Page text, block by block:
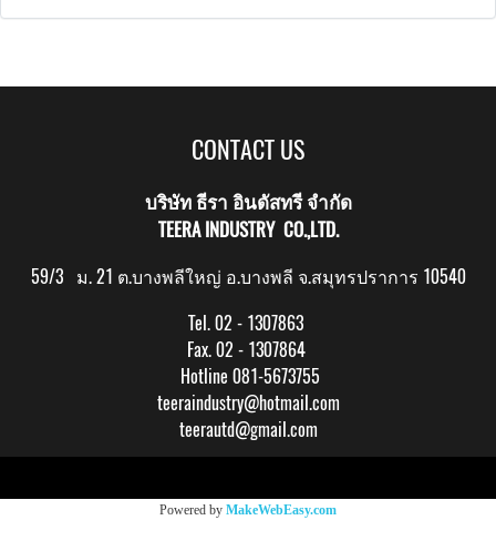
CONTACT US
บริษัท ธีรา อินดัสทรี จำกัด
TEERA INDUSTRY CO.,LTD.
59/3 ม. 21 ต.บางพลีใหญ่ อ.บางพลี จ.สมุทรปราการ 10540
Tel. 02 - 1307863
Fax. 02 - 1307864
Hotline 081-5673755
teeraindustry@hotmail.com
teerautd@gmail.com
Powered by MakeWebEasy.com